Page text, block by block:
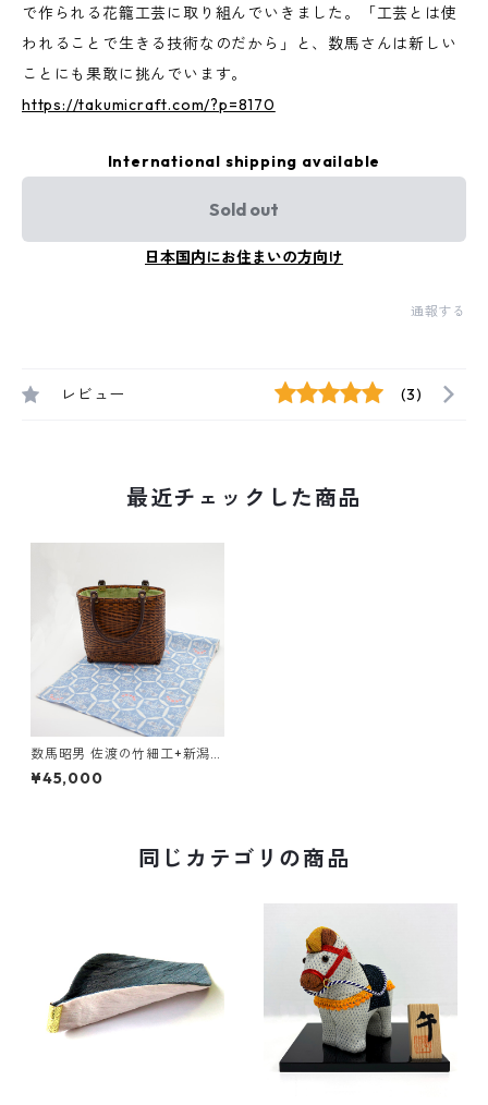
で作られる花籠工芸に取り組んでいきました。「工芸とは使
われることで生きる技術なのだから」と、数馬さんは新しい
ことにも果敢に挑んでいます。
https://takumicraft.com/?p=8170
International shipping available
Sold out
日本国内にお住まいの方向け
通報する
レビュー (3)
最近チェックした商品
数馬昭男 佐渡の竹細工+新潟の
伝統織物 手提げバッグ
深 山路あみ【予約受付】
¥45,000
同じカテゴリの商品